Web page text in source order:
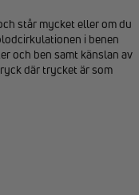
står mycket eller om du
i benen
och ben samt känslan av
där trycket är som